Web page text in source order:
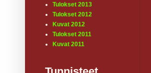
Tulokset 2013
Tulokset 2012
Kuvat 2012
Tulokset 2011
Kuvat 2011